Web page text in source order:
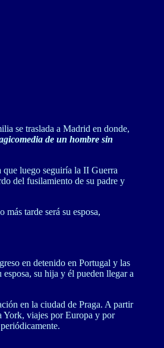
se traslada a Madrid en donde,
de un hombre sin
luego seguiría la II Guerra
del fusilamiento de su padre y
tarde será su esposa,
en detenido en Portugal y las
su hija y él pueden llegar a
en la ciudad de Praga. A partir
York, viajes por Europa y por